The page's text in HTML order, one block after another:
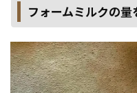
フォームミルクの量